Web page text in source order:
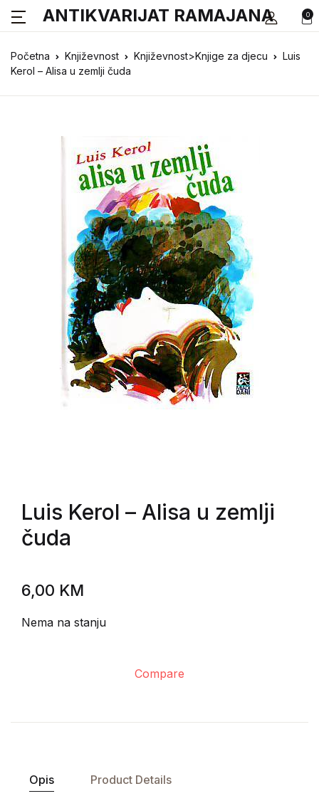
0
ANTIKVARIJAT RAMAJANA
Početna Književnost Književnost>Knjige za djecu
Luis
Kerol – Alisa u zemlji čuda
Luis Kerol – Alisa u zemlji
čuda
6,00 KM
Nema na stanju
Compare
Opis Product Details